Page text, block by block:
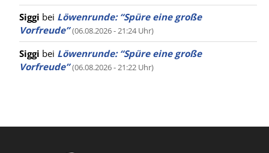
Siggi bei Löwenrunde: “Spüre eine große
Vorfreude” (06.08.2026 - 21:24 Uhr)
Siggi bei Löwenrunde: “Spüre eine große
Vorfreude” (06.08.2026 - 21:22 Uhr)